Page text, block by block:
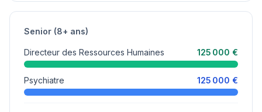
Senior (8+ ans)
Directeur des Ressources Humaines 125 000 €
Psychiatre 125 000 €